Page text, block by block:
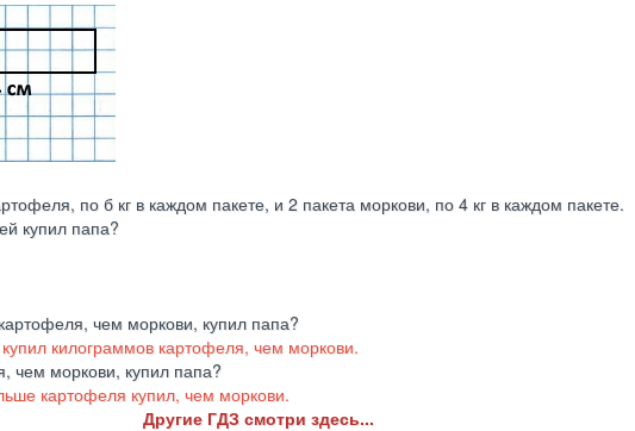
по б кг в каждом пакете, и 2 пакета моркови, по 4 кг в каждом пакете.
купил папа?
чем моркови, купил папа?
килограммов картофеля, чем моркови.
чем моркови, купил папа?
картофеля купил, чем моркови.
Другие ГДЗ смотри здесь...